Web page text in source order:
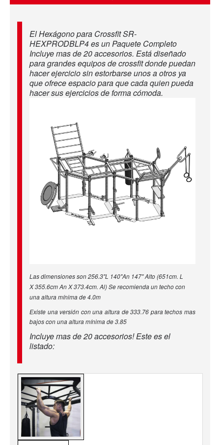
El Hexágono para Crossfit SR-
HEXPRODBLP4 es un Paquete Completo
Incluye mas de 20 accesorios. Está diseñado
para grandes equipos de crossfit donde puedan
hacer ejercicio sin estorbarse unos a otros ya
que ofrece espacio para que cada quien pueda
hacer sus ejercicios de forma cómoda.
Las dimensiones son 256.3"L 140"An 147" Alto (651cm. L
X 355.6cm An X 373.4cm. Al) Se recomienda un techo con
una altura mínima de 4.0m
Existe una versión con una altura de 333.76 para techos mas
bajos con una altura mínima de 3.85
Incluye mas de 20 accesorios! Este es el
listado: